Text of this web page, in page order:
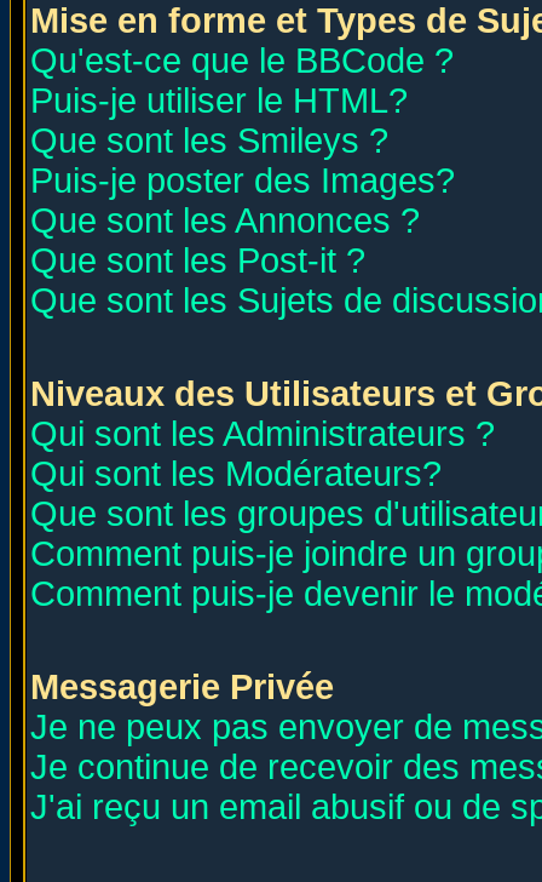
Mise en forme et Types de
Qu'est-ce que le BBCode ?
Puis-je utiliser le HTML?
Que sont les Smileys ?
Puis-je poster des Images?
Que sont les Annonces ?
Que sont les Post-it ?
Que sont les Sujets de
Niveaux des Utilisateurs et
Qui sont les Administrateurs ?
Qui sont les Modérateurs?
Que sont les groupes
Comment puis-je joindre un
Comment puis-je devenir le
Messagerie Privée
Je ne peux pas envoyer de
Je continue de recevoir des
J'ai reçu un email abusif ou de